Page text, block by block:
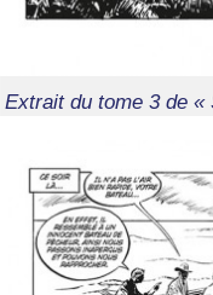
Extrait du tome 3 de «